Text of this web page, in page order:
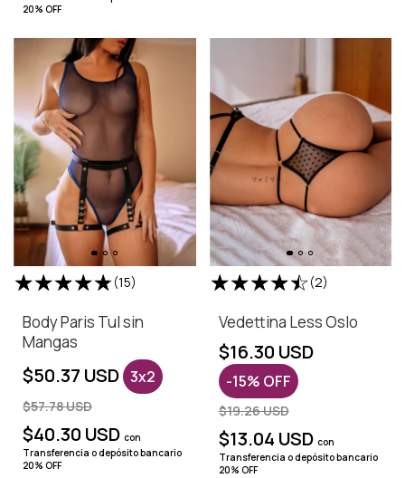
20% OFF
(15)
Body Paris Tul sin
Mangas
$50.37 USD 3x2
$57.78 USD
$40.30 USD con
Transferencia o depósito bancario
20% OFF
(2)
Vedettina Less Oslo
$16.30 USD
-15% OFF
$19.26 USD
$13.04 USD con
Transferencia o depósito bancario
20% OFF